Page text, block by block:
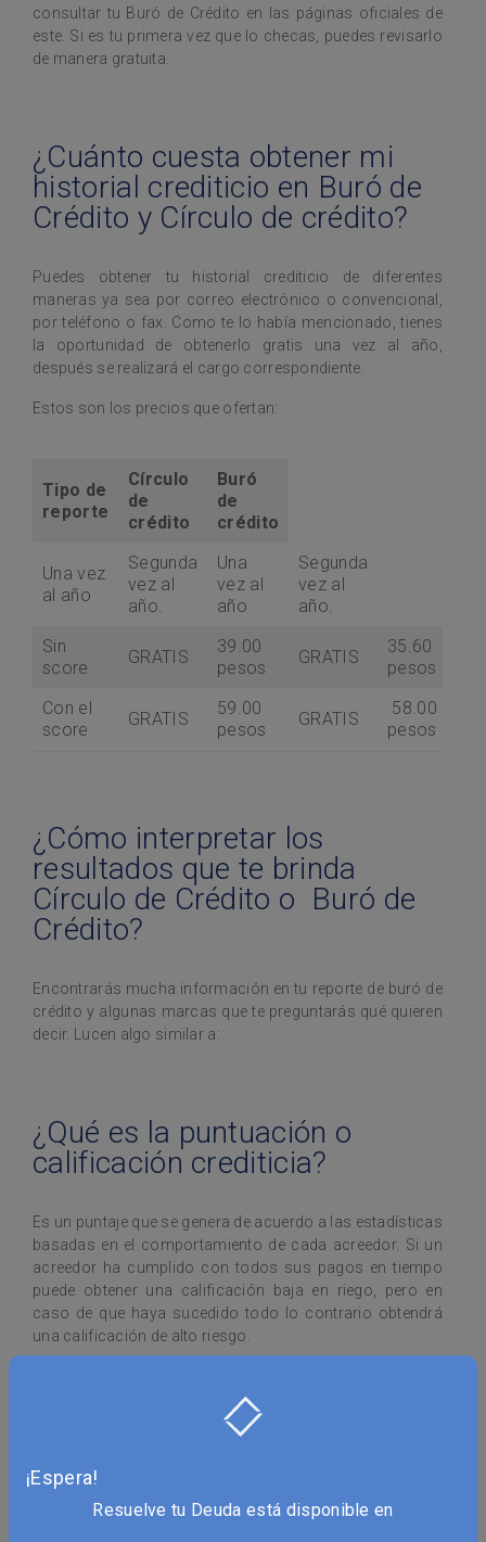
consultar tu Buró de Crédito en las páginas oficiales de
este. Si es tu primera vez que lo checas, puedes revisarlo
de manera gratuita.
¿Cuánto cuesta obtener mi
historial crediticio en Buró de
Crédito y Círculo de crédito?
Puedes obtener tu historial crediticio de diferentes
maneras ya sea por correo electrónico o convencional,
por teléfono o fax. Como te lo había mencionado, tienes
la oportunidad de obtenerlo gratis una vez al año,
después se realizará el cargo correspondiente.
Estos son los precios que ofertan:
Tipo de
reporte
Círculo
de
crédito
Buró
de
crédito
Una vez
al año
Segunda
vez al
año.
Una
vez al
año
Segunda
vez al
año.
Sin
score
GRATIS
39.00
pesos
GRATIS
35.60
pesos
Con el
score
GRATIS
59.00
pesos
GRATIS
58.00
pesos
¿Cómo interpretar los
resultados que te brinda
Círculo de Crédito o Buró de
Crédito?
Encontrarás mucha información en tu reporte de buró de
crédito y algunas marcas que te preguntarás qué quieren
decir. Lucen algo similar a:
¿Qué es la puntuación o
calificación crediticia?
Es un puntaje que se genera de acuerdo a las estadísticas
basadas en el comportamiento de cada acreedor. Si un
acreedor ha cumplido con todos sus pagos en tiempo
puede obtener una calificación baja en riego, pero en
caso de que haya sucedido todo lo contrario obtendrá
una calificación de alto riesgo.
850, como puedes ver la cifra más alta significa bajo
riesgo mientras que la cifra menor significa alto riesgo. El
devuelva el préstamo.
¡Espera!
Resuelve tu Deuda está disponible en